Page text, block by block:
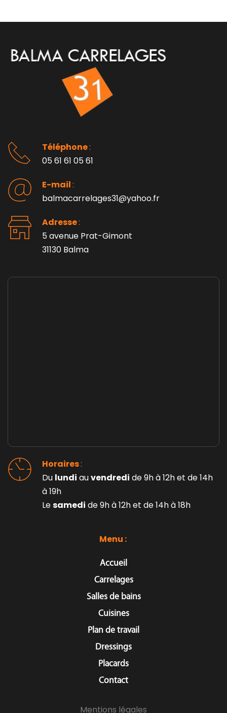
Menu :
Accueil
Carrelages
Salles de bains
Cuisines
Plan de travail
Dressings
Placards
Contact
Horaires :
Du lundi au vendredi de 9h à 12h et de 14h
à 19h
Le samedi de 9h à 12h et de 14h à 18h
Téléphone :
05 61 61 05 61
E-mail :
balmacarrelages31@yahoo.fr
Adresse :
5 avenue Prat-Gimont
31130 Balma
Mentions légales